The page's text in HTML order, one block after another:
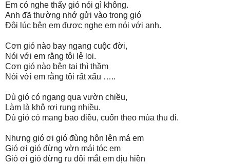
Em có nghe thấy gió nói gì không.
Anh đã thường nhớ gửi vào trong gió
Đôi lúc bên em được nghe em nói với anh.
Cơn gió nào bay ngang cuộc đời,
Nói với em rằng tôi lẻ loi.
Cơn gió nào bên tai thì thầm
Nói với em rằng tôi rất xấu …..
Dù gió có ngang qua vườn chiều,
Làm là khô rơi rụng nhiều.
Dù gió có mang bao điều, cuốn theo mùa thu đi.
Nhưng gió ơi gió đùng hôn lên má em
Gió ơi gió đừng vờn mái tóc em
Gió ơi gió đừng ru đôi mắt em dịu hiền